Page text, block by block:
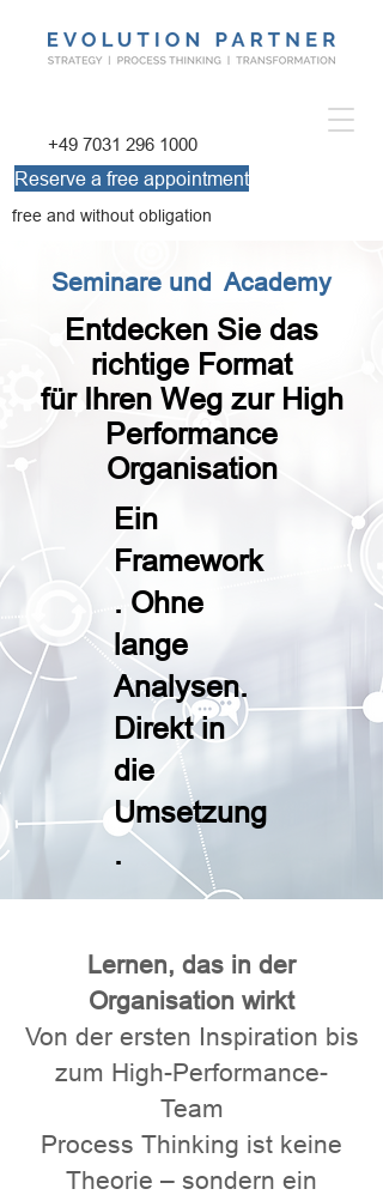
+49 7031 296 1000
Reserve a free appointment
free and without obligation
Seminare und Academy
Entdecken Sie das
richtige Format
für Ihren Weg zur High
Performance
Organisation
Ein
Framework
. Ohne
lange
Analysen.
Direkt in
die
Umsetzung
.
Lernen, das in der
Organisation wirkt
Von der ersten Inspiration bis
zum High-Performance-
Team
Process Thinking ist keine
Theorie – sondern ein